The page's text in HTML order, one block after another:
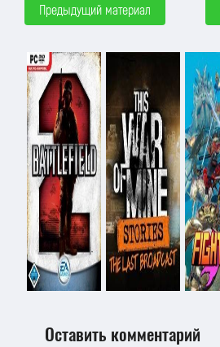
Предыдущий материал
Оставить комментарий